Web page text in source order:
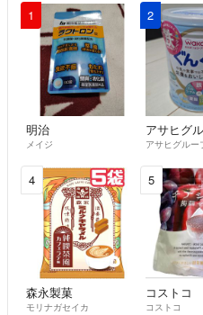
＊急に削除になる場合があります
最後まで読んで頂きありがとうご
1
明治
メイジ
2
アサヒグ
アサヒグルー
4
森永製菓
モリナガセイカ
5
コストコ
コストコ